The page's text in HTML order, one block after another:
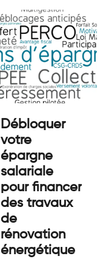
Débloquer
votre
épargne
salariale
pour financer
des travaux
de
rénovation
énergétique